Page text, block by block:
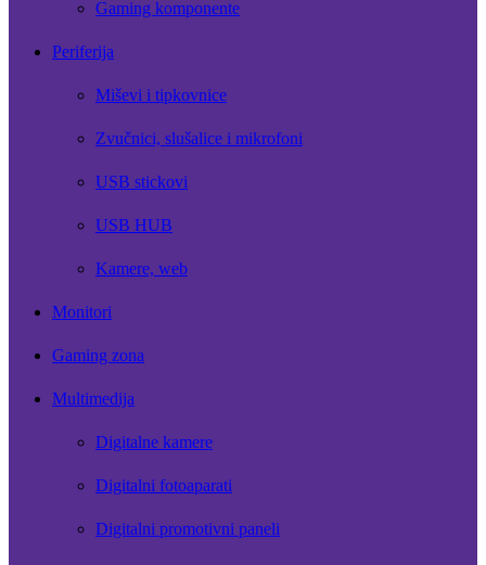
Gaming komponente
Periferija
Miševi i tipkovnice
Zvučnici, slušalice i mikrofoni
USB stickovi
USB HUB
Kamere, web
Monitori
Gaming zona
Multimedija
Digitalne kamere
Digitalni fotoaparati
Digitalni promotivni paneli